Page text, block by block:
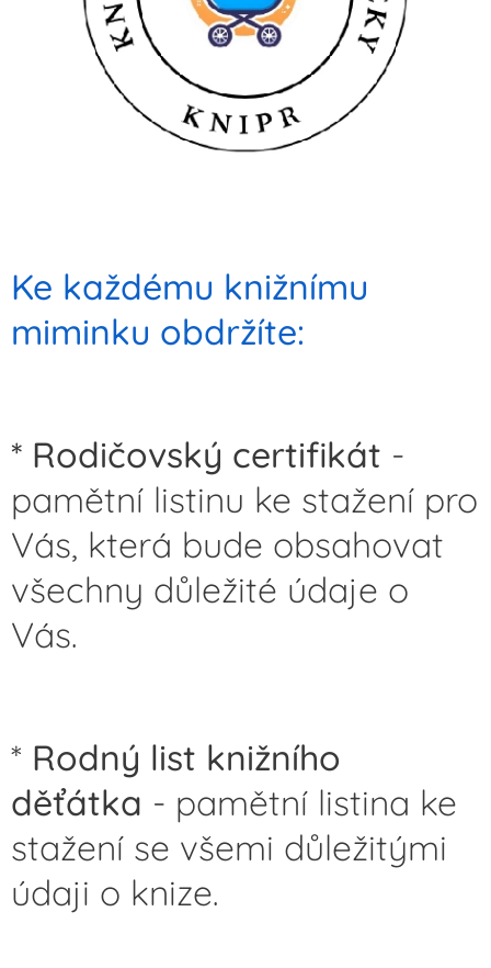
Ke každému knižnímu
miminku obdržíte:
* Rodičovský certifikát -
pamětní listinu ke stažení pro
Vás, která bude obsahovat
všechny důležité údaje o
Vás.
* Rodný list knižního
děťátka - pamětní listina ke
stažení se všemi důležitými
údaji o knize.